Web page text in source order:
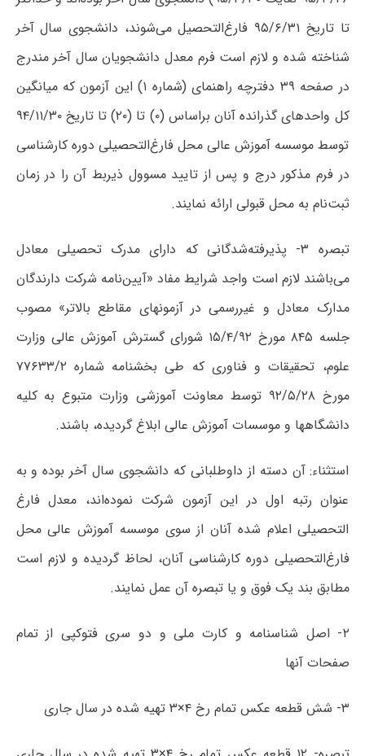
تا تاریخ ۹۵/۶/۳۱ فارغ‌التحصیل می‌شوند، دانشجوی سال آخر
شناخته شده و لازم است فرم معدل دانشجویان سال آخر مندرج
در صفحه ۳۹ دفترچه راهنمای (شماره ۱) این آزمون که میانگین
کل واحدهای گذرانده آنان براساس‌ (‌۰) تا (۲۰) تا تاریخ ۹۴/۱۱/۳۰
توسط موسسه آموزش عالی محل فارغ‌التحصیلی دوره کارشناسی
در فرم مذکور درج و پس از تایید مسوول ذیربط آن را در زمان
ثبت‌نام به محل قبولی ارائه نمایند.
تبصره ۳- پذیرفته‌شدگانی‌ که‌ دارای مدرک تحصیلی معادل
می‌باشند لازم است واجد شرایط مفاد «آیین‌نامه شرکت دارندگان
مدارک معادل و غیررسمی در آزمونهای مقاطع بالاتر» مصوب
جلسه ۸۴۵ مورخ ۱۵/۴/۹۲ شورای گسترش آموزش عالی وزارت
علوم، تحقیقات‌ و فناوری‌ که طی بخشنامه شماره ۷۷۶۳۳/۲
مورخ ۹۲/۵/۲۸ توسط معاونت آموزشی وزارت متبوع به کلیه
دانشگاهها و موسسات آموزش عالی ابلاغ گردیده، باشند.
استثناء: آن دسته از داوطلبانی که دانشجوی سال آخر بوده و به
عنوان رتبه اول در این آزمون شرکت نموده‌اند، معدل فارغ
التحصیلی اعلام شده آنان از سوی موسسه آموزش ‌عالی محل
فارغ‌‌التحصیلی دوره کارشناسی آنان، لحاظ گردیده و لازم است
مطابق بند یک فوق و یا تبصره آن عمل نمایند.
۲- اصل‌ شناسنامه‌ و کارت ملی و دو سری‌ فتوکپی‌ از تمام‌
صفحات‌ آنها
۳- شش‌ قطعه‌ عکس‌ تمام‌ رخ‌ ۴×۳ تهیه‌ شده‌ در سال‌ جاری‌